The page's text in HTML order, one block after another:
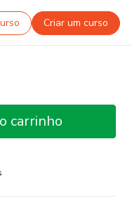
Criar um curso
carrinho